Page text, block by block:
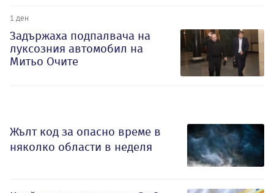
1 ден
Задържаха подпалвача на
луксозния автомобил на
Митьо Очите
Жълт код за опасно време в
няколко области в неделя